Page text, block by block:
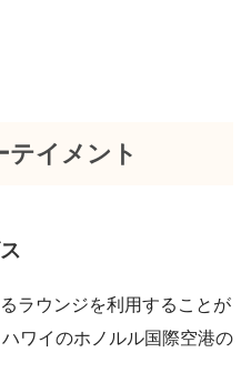
テイメント
ラウンジを利用することが
ワイのホノルル国際空港の